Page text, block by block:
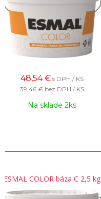
48,54 € s DPH / KS
39,46 € bez DPH / KS
Na sklade 2ks
ESMAL COLOR báza C 2,5 kg